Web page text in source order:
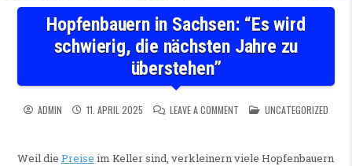
Hopfenbauern in Sachsen: “Es wird
schwierig, die nächsten Jahre zu
überstehen”
ADMIN 11. APRIL 2025 LEAVE A COMMENT ON HOPFENBAUERN IN
POSTED IN
UNCATEGORIZED
Weil die Preise im Keller sind, verkleinern viele Hopfenbauern